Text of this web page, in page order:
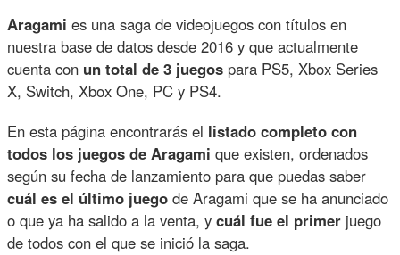
Aragami es una saga de videojuegos con títulos en
nuestra base de datos desde 2016 y que actualmente
cuenta con un total de 3 juegos para PS5, Xbox Series
X, Switch, Xbox One, PC y PS4.
En esta página encontrarás el listado completo con
todos los juegos de Aragami que existen, ordenados
según su fecha de lanzamiento para que puedas saber
cuál es el último juego de Aragami que se ha anunciado
o que ya ha salido a la venta, ycuál fue el primer juego
de todos con el que se inició la saga.